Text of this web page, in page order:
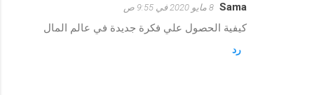
Sama 8 مايو 2020 في 9:55 ص
كيفية الحصول علي فكرة جديدة في عالم المال
رد